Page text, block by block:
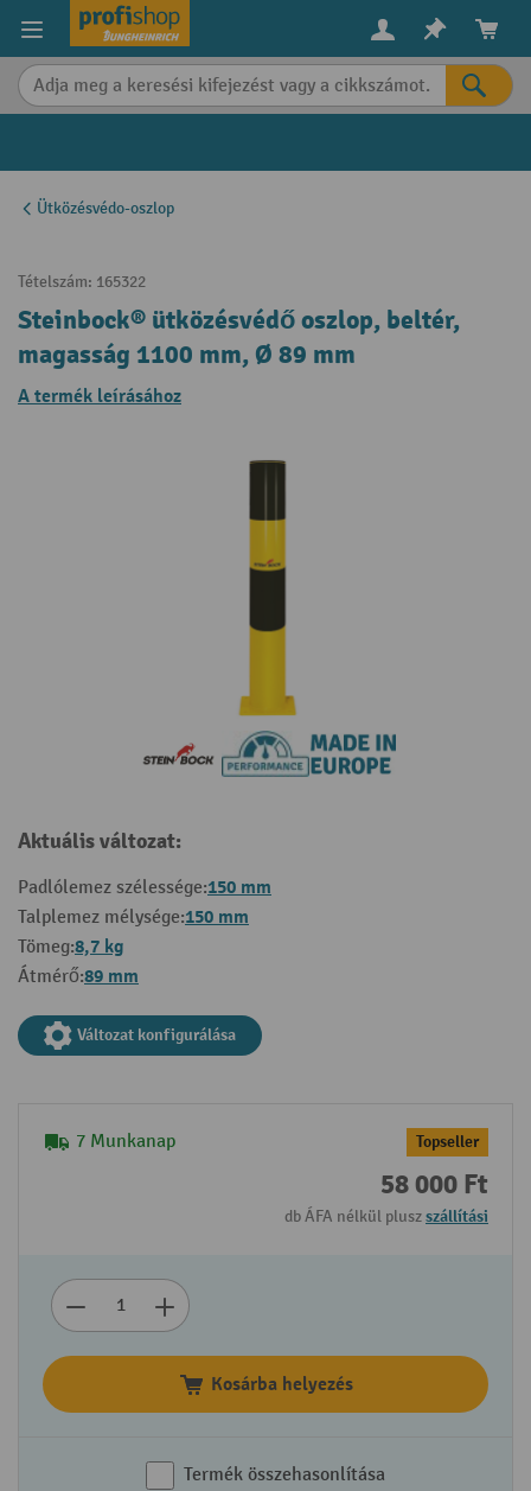
content
Ütközésvédo-oszlop
Tételszám: 165322
Steinbock® ütközésvédő oszlop, beltér,
magasság 1100 mm, Ø 89 mm
A termék leírásához
Aktuális változat:
Padlólemez szélessége:150 mm
Talplemez mélysége:150 mm
Tömeg:8,7 kg
Átmérő:89 mm
Változat konfigurálása
7 Munkanap Topseller
58 000 Ft
db ÁFA nélkül pluszszállítási
Kosárba helyezés
Termék összehasonlítása